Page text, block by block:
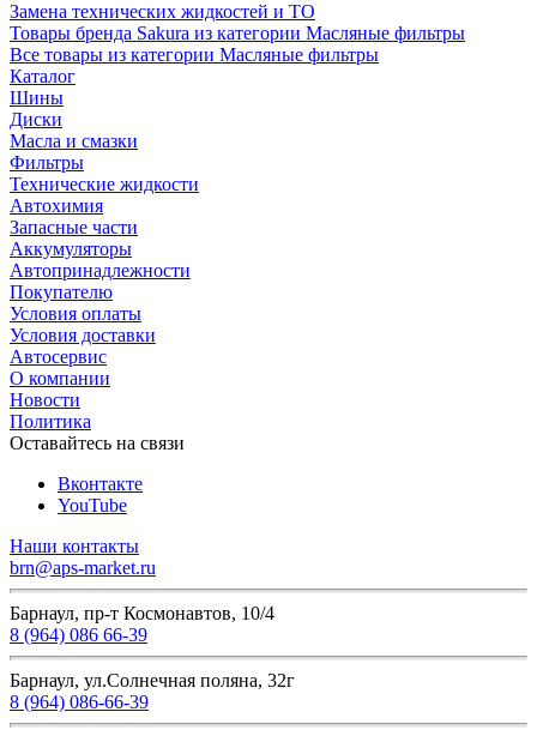
Замена технических жидкостей и ТО
Товары бренда Sakura из категории Масляные фильтры
Все товары из категории Масляные фильтры
Каталог
Шины
Диски
Масла и смазки
Фильтры
Технические жидкости
Автохимия
Запасные части
Аккумуляторы
Автопринадлежности
Покупателю
Условия оплаты
Условия доставки
Автосервис
О компании
Новости
Политика
Оставайтесь на связи
Вконтакте
YouTube
Наши контакты
brn@aps-market.ru
Барнаул, пр-т Космонавтов, 10/4
8 (964) 086 66-39
Барнаул, ул.Солнечная поляна, 32г
8 (964) 086-66-39